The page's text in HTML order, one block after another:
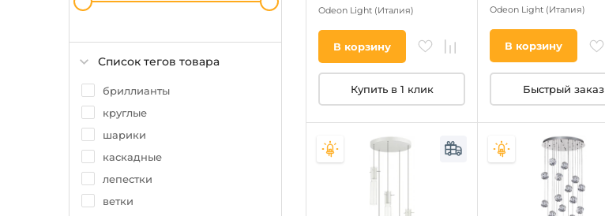
Список тегов товара
бриллианты
круглые
шарики
каскадные
лепестки
ветки
Odeon Light (Италия)
В корзину
Купить в 1 клик
Odeon Light (Италия)
В корзину
Быстрый заказ